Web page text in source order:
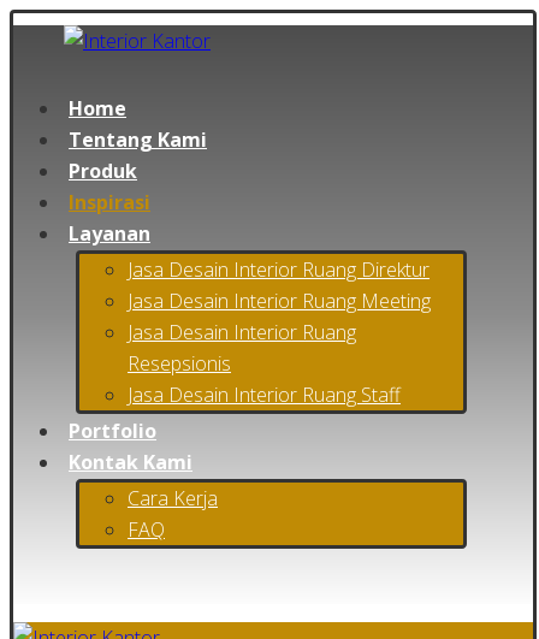
Home
Tentang Kami
Produk
Inspirasi
Layanan
Jasa Desain Interior Ruang Direktur
Jasa Desain Interior Ruang Meeting
Jasa Desain Interior Ruang
Resepsionis
Jasa Desain Interior Ruang Staff
Portfolio
Kontak Kami
Cara Kerja
FAQ